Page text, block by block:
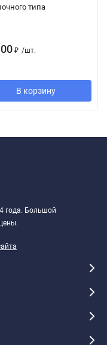
типа
₽ /шт.
В корзину
года. Большой